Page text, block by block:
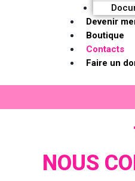
Devenir
Boutique
Contacts
Faire un
NOUS